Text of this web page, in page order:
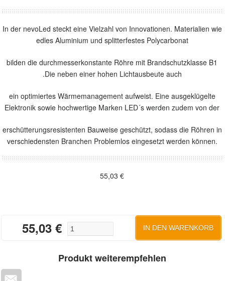
In der nevoLed steckt eine Vielzahl von Innovationen. Materialien wie
edles Aluminium und splitterfestes Polycarbonat
bilden die durchmesserkonstante Röhre mit Brandschutzklasse B1
.Die neben einer hohen Lichtausbeute auch
ein optimiertes Wärmemanagement aufweist. Eine ausgeklügelte
Elektronik sowie hochwertige Marken LED´s werden zudem von der
erschütterungsresistenten Bauweise geschützt, sodass die Röhren in
verschiedensten Branchen Problemlos eingesetzt werden können.
55,03€
55,03€ IN DEN WARENKORB
LED Röhren 1200mm 4000 K
Produkt weiterempfehlen